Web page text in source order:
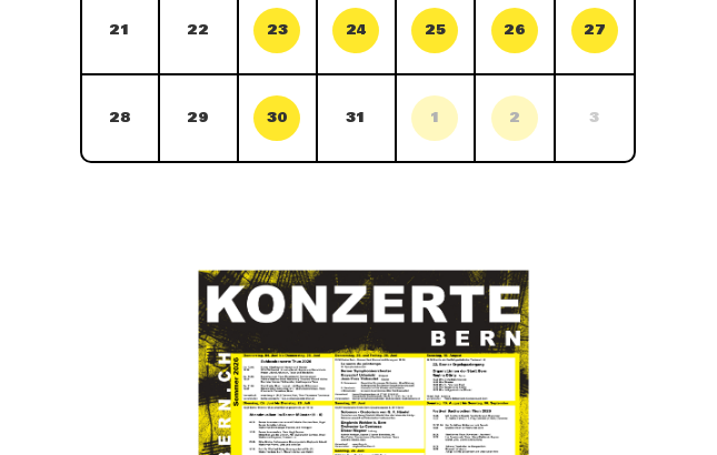
21 22 23 24 25 26 27
28 29 30 31 1 2 3